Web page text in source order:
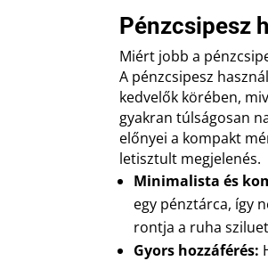
Pénzcsipesz
Miért jobb a
A pénzcsipesz
kedvelők körében,
gyakran túlságosan
előnyei a kompakt
letisztult megjelenés.
Minimalista és
egy pénztárca, így
rontja a ruha
Gyors hozzáférés: